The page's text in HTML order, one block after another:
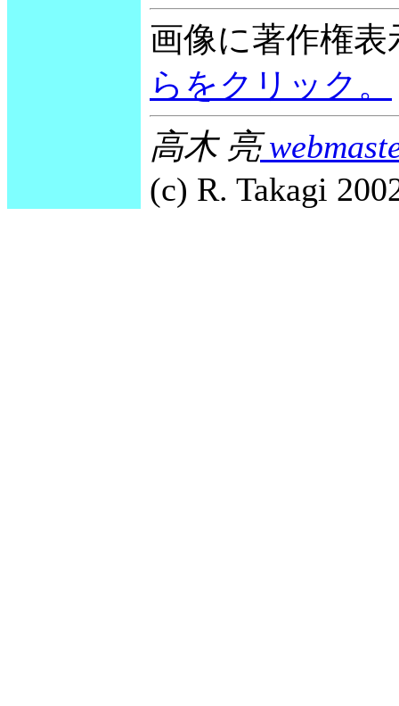
画像に著作権
らをクリック。
高木 亮
(c) R. Takagi